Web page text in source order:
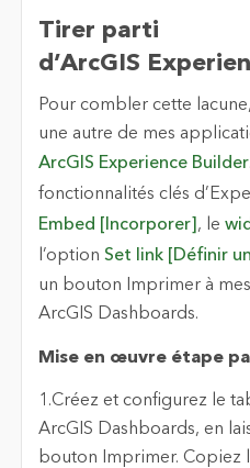
Tirer parti
d’ArcGIS
Pour combler cette
une autre de mes
ArcGIS Experience Builder
fonctionnalités clés
Embed [Incorporer] , le
l’option Set link [Définir
un bouton Imprimer à
ArcGIS Dashboards.
Mise en œuvre étape
1.Créez et configurez le
ArcGIS Dashboards, en
bouton Imprimer. Copiez